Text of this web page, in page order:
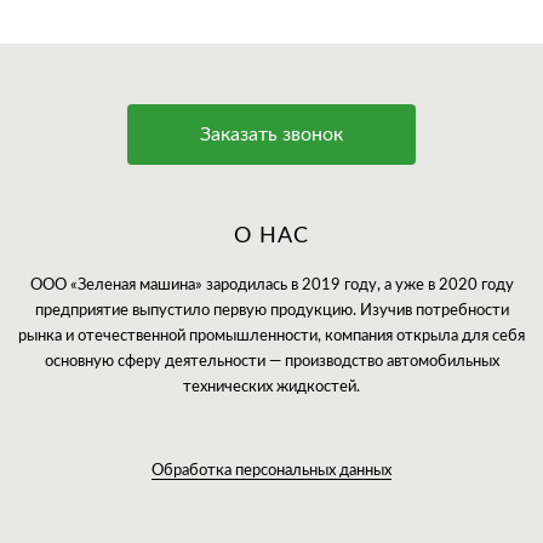
Заказать звонок
О НАС
ООО «Зеленая машина» зародилась в 2019 году, а уже в 2020 году
предприятие выпустило первую продукцию. Изучив потребности
рынка и отечественной промышленности, компания открыла для себя
основную сферу деятельности — производство автомобильных
технических жидкостей.
Обработка персональных данных